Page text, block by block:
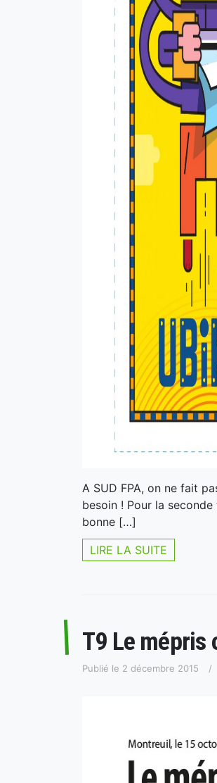
A SUD FPA, on ne fait
besoin ! Pour la seconde
bonne […]
LIRE LA SUITE
T9 Le mépris
Publié le 2 décembre 2015